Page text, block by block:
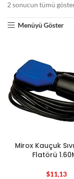
2 sonucun tümü
Menüyü Göster
Mirox Kauçuk
Flatörü
$11,13